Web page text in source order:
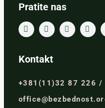
Pratite nas
Kontakt
+381(11)32 87 226